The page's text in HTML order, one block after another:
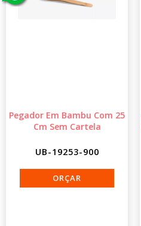
Pegador Em Bambu Com 25
Cm Sem Cartela
UB-19253-900